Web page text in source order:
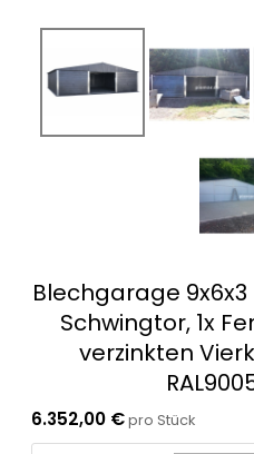
Blechgarage
Schwingtor, 1x
verzinkten
6.352,00 €pro Stück